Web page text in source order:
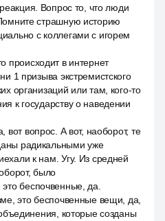
Вопрос то, что люди
страшную историю
с коллегами с игорем
происходит в интернет
1 призыва экстремистского
организаций или там, кого-то
к государству о наведении
вот вопрос. А вот, наоборот, те
радикальными уже
к нам. Угу. Из средней
было
беспочвенные, да.
это беспочвенные вещи, да,
которые созданы